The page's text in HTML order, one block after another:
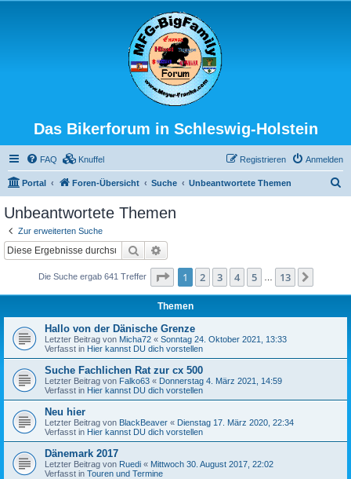
Das Bikerforum in Schleswig-Holstein
FAQ Knuffel Anmelden
Registrieren
Portal Foren-Übersicht Suche Unbeantwortete Themen
Unbeantwortete Themen
Zur erweiterten Suche
Suche
Die Suche ergab 641 Treffer Seite 1von 13
1 2 3 4 5 13
Themen
Hallo von der Dänische Grenze
Letzter Beitrag von Micha72 « Sonntag 24. Oktober 2021, 13:33
Verfasst in Hier kannst DU dich vorstellen
Suche Fachlichen Rat zur cx 500
Letzter Beitrag von Falko63 « Donnerstag 4. März 2021, 14:59
Verfasst in Hier kannst DU dich vorstellen
Neu hier
Letzter Beitrag von BlackBeaver « Dienstag 17. März 2020, 22:34
Verfasst in Hier kannst DU dich vorstellen
Dänemark 2017
Letzter Beitrag von Ruedi « Mittwoch 30. August 2017, 22:02
Verfasst in Touren und Termine